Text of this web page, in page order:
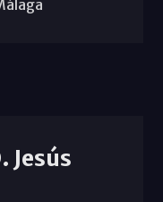
Jesús